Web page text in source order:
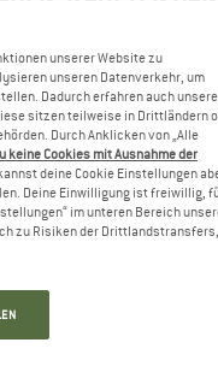
unserer Website zu
unseren Datenverkehr, um
Dadurch erfahren auch unsere
sitzen teilweise in Drittländern
Durch Anklicken von „Alle
keine Cookies mit Ausnahme der
deine Cookie Einstellungen
Deine Einwilligung ist freiwillig,
im unteren Bereich
zu Risiken der Drittlandstransfers,